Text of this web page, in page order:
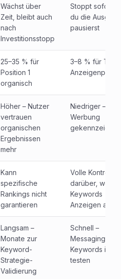
Wächst über
Zeit, bleibt auch
nach
Investitionsstopp
Stoppt sofort,
du die
pausierst
25–35 % für
Position 1
organisch
3–8 % für Top-
Höher – Nutzer
vertrauen
organischen
Ergebnissen
mehr
Niedriger – klar
Werbung
Kann
spezifische
Rankings nicht
garantieren
Volle Kontrolle
darüber,
Keywords
Anzeigen
Langsam –
Monate zur
Keyword-
Strategie-
Validierung
Schnell –
Messaging und
Keywords in
testen